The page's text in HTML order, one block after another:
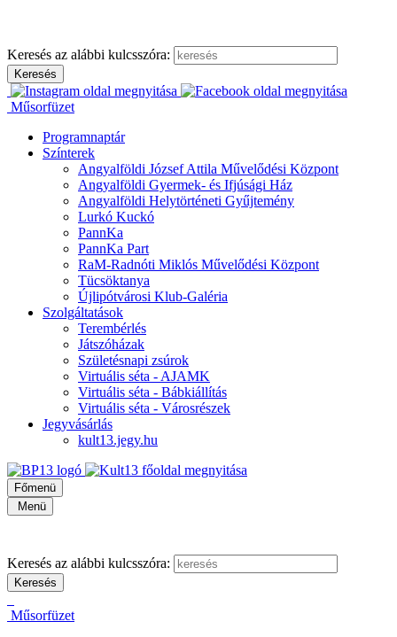
tartalomhoz
Keresés az alábbi kulcsszóra:
Műsorfüzet
Programnaptár
Színterek
Angyalföldi József Attila Művelődési Központ
Angyalföldi Gyermek- és Ifjúsági Ház
Angyalföldi Helytörténeti Gyűjtemény
Lurkó Kuckó
PannKa
PannKa Part
RaM-Radnóti Miklós Művelődési Központ
Tücsöktanya
Újlipótvárosi Klub-Galéria
Szolgáltatások
Terembérlés
Játszóházak
Születésnapi zsúrok
Virtuális séta - AJAMK
Virtuális séta - Bábkiállítás
Virtuális séta - Városrészek
Jegyvásárlás
kult13.jegy.hu
Főmenü
Menü
Keresés az alábbi kulcsszóra:
Műsorfüzet